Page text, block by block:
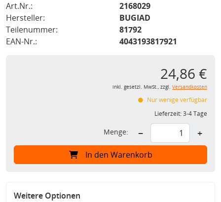
Art.Nr.:
2168029
Hersteller:
BUGIAD
Teilenummer:
81792
EAN-Nr.:
4043193817921
24,86 €
inkl. gesetzl. MwSt., zzgl. Versandkosten
Nur wenige verfügbar
Lieferzeit:3-4 Tage
Menge: − +
In den Warenkorb
Weitere Optionen